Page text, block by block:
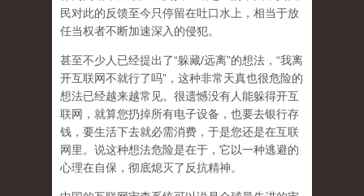
民对此的反馈至今只停留在吐口水上，相当于放
任当权者不断加速深入的侵犯。
甚至不少人已经提出了“躲藏/远离”的想法，“我离
开互联网不就行了吗”，这种非常天真也很危险的
想法已经越来越常见。很遗憾没有人能躲得开互
联网，就算您扔掉所有电子设备，也要去银行存
钱，要生活下去就必需消费，于是您还是在互联
网里。说这种想法危险是在于，它以一种逃避的
心理在自保，彻底熄灭了反抗精神。